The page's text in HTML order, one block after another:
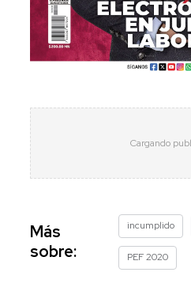
Más
sobre:
incumplido
PEF 2020